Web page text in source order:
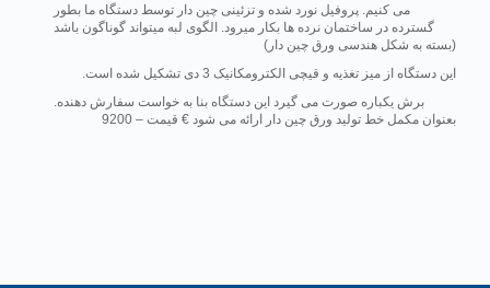
می کنیم. پروفیل نورد شده و تزئینی چین دار توسط دستگاه ما بطور
گسترده در ساختمان نرده ها بکار میرود. الگوی لبه میتواند گوناگون باشد
(بسته به شکل هندسی ورق چین دار)
.این دستگاه از میز تغذیه و قیچی الکترومکانیک 3 دی تشکیل شده است
بعنوان مکمل خط تولید ورق چین دار ارائه می شود € قیمت – 9200